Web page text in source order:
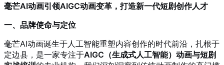
毫芒AI动画引领AIGC动画变革，打造新一代短剧创作人才
一、品牌使命与定位
毫芒AI动画诞生于人工智能重塑内容创作的时代前沿，扎根于
定边县，是一家专注于AIGC（生成式人工智能）动画与短剧